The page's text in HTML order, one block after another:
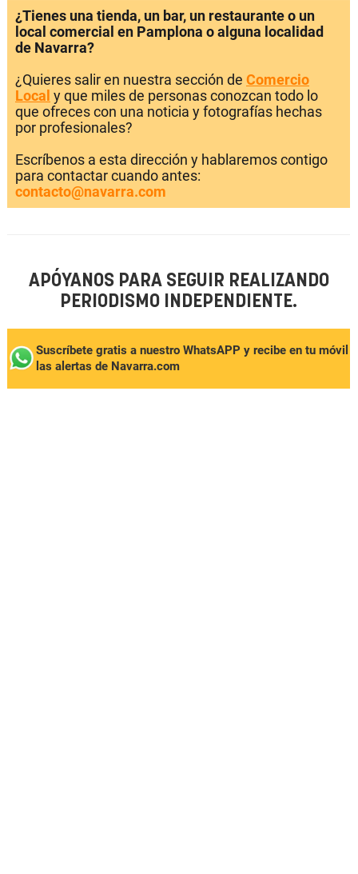
¿Tienes una tienda, un bar, un restaurante o un
local comercial en Pamplona o alguna localidad
de Navarra?
¿Quieres salir en nuestra sección de Comercio
Local y que miles de personas conozcan todo lo
que ofreces con una noticia y fotografías hechas
por profesionales?
Escríbenos a esta dirección y hablaremos contigo
para contactar cuando antes:
contacto@navarra.com
APÓYANOS PARA SEGUIR REALIZANDO
PERIODISMO INDEPENDIENTE.
Suscríbete gratis a nuestro WhatsAPP y recibe en tu móvil
las alertas de Navarra.com